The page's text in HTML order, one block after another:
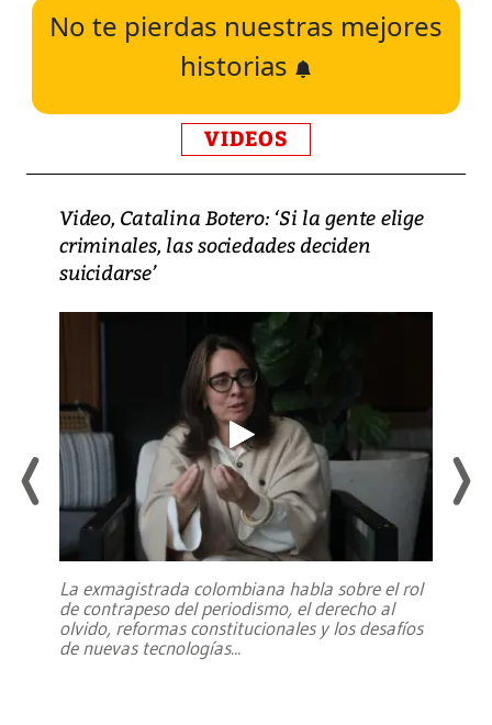
No te pierdas nuestras mejores
historias
VIDEOS
Video, Catalina Botero: ‘Si la gente elige
criminales, las sociedades deciden
suicidarse’
La exmagistrada colombiana habla sobre el rol
de contrapeso del periodismo, el derecho al
olvido, reformas constitucionales y los desafíos
de nuevas tecnologías...